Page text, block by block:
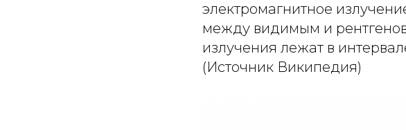
электромагнитное
между видимым и
излучения лежат в
(Источник Википедия)